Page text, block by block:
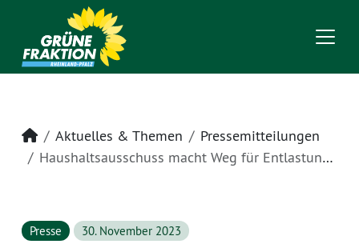
Startseite
Aktuelles & Themen
Pressemitteilungen
Haushaltsausschuss macht Weg für Entlastung der Kommunen frei
Presse 30. November 2023